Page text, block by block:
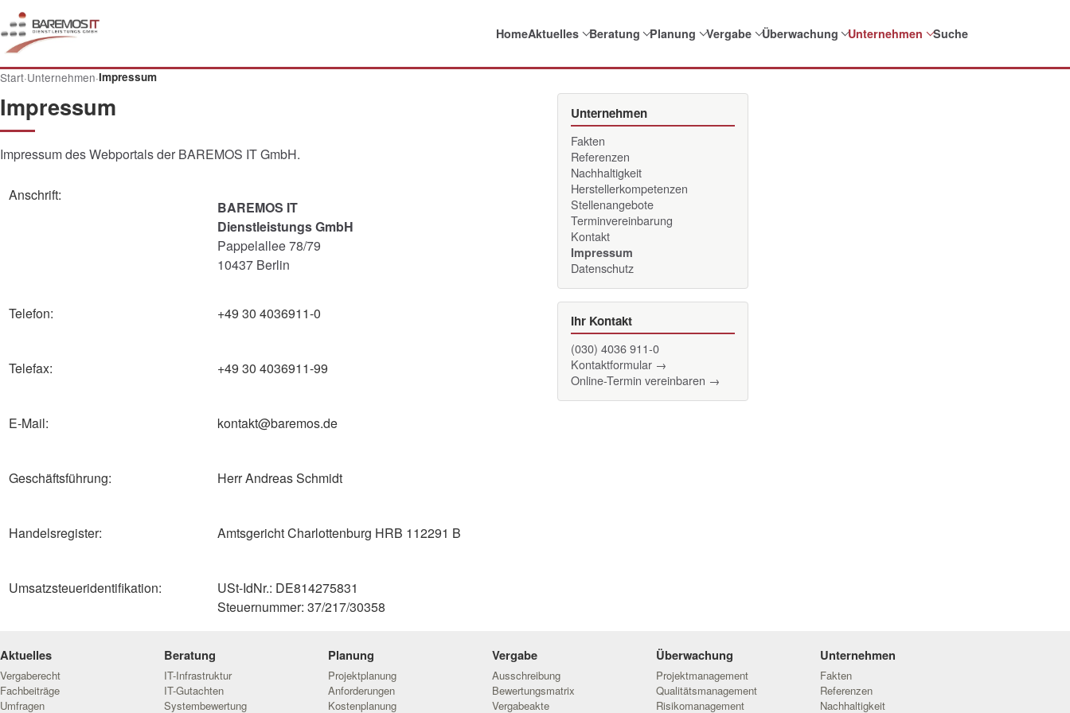
HomeAktuelles Beratung Planung Vergabe Überwachung Unternehmen Suche
Start·Unternehmen·Impressum
Impressum
Impressum des Webportals der BAREMOS IT GmbH.
Anschrift:
BAREMOS IT
Dienstleistungs GmbH
Pappelallee 78/79
10437 Berlin
Telefon: +49 30 4036911-0
Telefax: +49 30 4036911-99
E-Mail: kontakt@baremos.de
Geschäftsführung: Herr Andreas Schmidt
Handelsregister: Amtsgericht Charlottenburg HRB 112291 B
Umsatzsteueridentifikation:
USt-IdNr.: DE814275831
Steuernummer: 37/217/30358
Unternehmen
Fakten
Referenzen
Nachhaltigkeit
Herstellerkompetenzen
Stellenangebote
Terminvereinbarung
Kontakt
Impressum
Datenschutz
Ihr Kontakt
(030) 4036 911-0
Kontaktformular →
Online-Termin vereinbaren →
Aktuelles
Vergaberecht
Fachbeiträge
Umfragen
Beratung
IT-Infrastruktur
IT-Gutachten
Systembewertung
Planung
Projektplanung
Anforderungen
Kostenplanung
Vergabe
Ausschreibung
Bewertungsmatrix
Vergabeakte
Überwachung
Projektmanagement
Qualitätsmanagement
Risikomanagement
Unternehmen
Fakten
Referenzen
Nachhaltigkeit